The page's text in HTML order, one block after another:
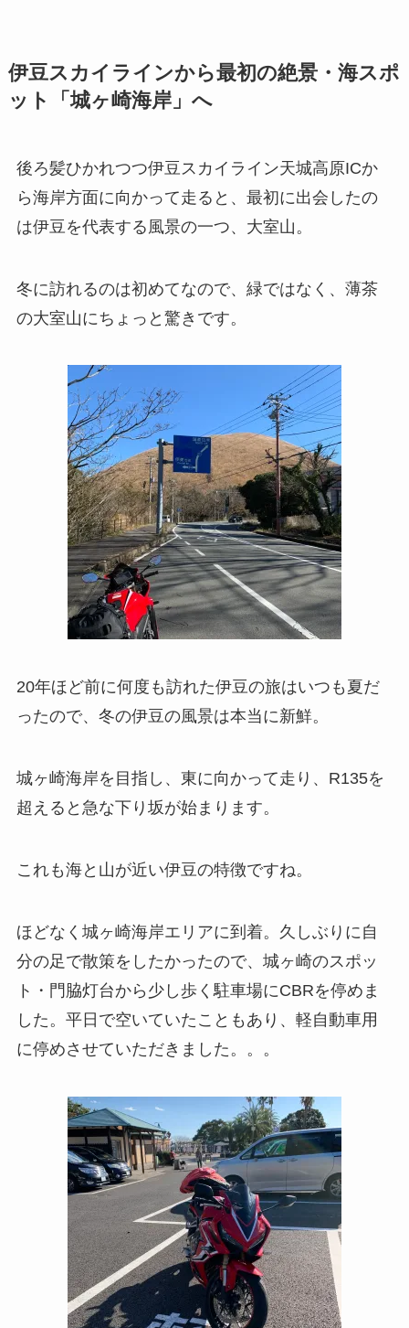
伊豆スカイラインから最初の絶景・海スポ
ット「城ヶ崎海岸」へ
後ろ髪ひかれつつ伊豆スカイライン天城高原ICか
ら海岸方面に向かって走ると、最初に出会したの
は伊豆を代表する風景の一つ、大室山。
冬に訪れるのは初めてなので、緑ではなく、薄茶
の大室山にちょっと驚きです。
20年ほど前に何度も訪れた伊豆の旅はいつも夏だ
ったので、冬の伊豆の風景は本当に新鮮。
城ヶ崎海岸を目指し、東に向かって走り、R135を
超えると急な下り坂が始まります。
これも海と山が近い伊豆の特徴ですね。
ほどなく城ヶ崎海岸エリアに到着。久しぶりに自
分の足で散策をしたかったので、城ヶ崎のスポッ
ト・門脇灯台から少し歩く駐車場にCBRを停めま
した。平日で空いていたこともあり、軽自動車用
に停めさせていただきました。。。